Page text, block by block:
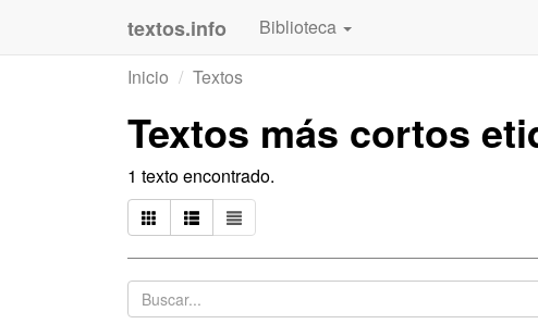
textos.info Biblioteca
Inicio
Textos
Textos más cortos
1 texto encontrado.